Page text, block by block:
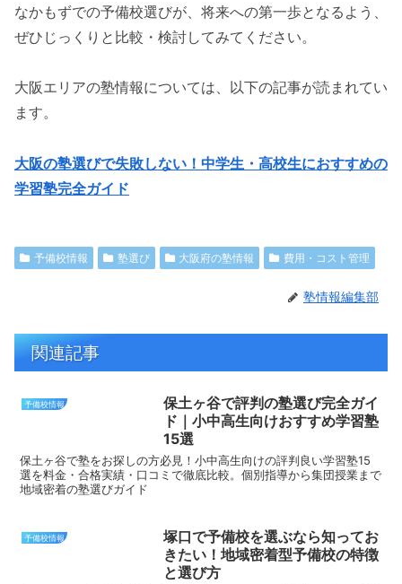
なかもずでの予備校選びが、将来への第一歩となるよう、
ぜひじっくりと比較・検討してみてください。
大阪エリアの塾情報については、以下の記事が読まれてい
ます。
大阪の塾選びで失敗しない！中学生・高校生におすすめの
学習塾完全ガイド
予備校情報 塾選び 大阪府の塾情報 費用・コスト管理
塾情報編集部
関連記事
予備校情報
保土ヶ谷で評判の塾選び完全ガイ
ド｜小中高生向けおすすめ学習塾
15選
保土ヶ谷で塾をお探しの方必見！小中高生向けの評判良い学習塾15
選を料金・合格実績・口コミで徹底比較。個別指導から集団授業まで
地域密着の塾選びガイド
予備校情報
塚口で予備校を選ぶなら知ってお
きたい！地域密着型予備校の特徴
と選び方